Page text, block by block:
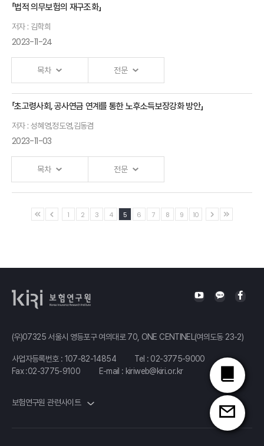
금융회사임직원을
조혜진 인천대학교
건국대학교 교수
국민건강보험
김대환
동아대학교
교수
과제
김경선
보험연구원
연구위원
「법적 의무보험의 재구조화」
저자 : 김학희
2023-11-24
목차 전문
법적
김학희
Aon부사장
「초고령사회, 공사연금 연계를 통한 노후소득보장강화 방안」
저자 : 성혜영,정도영,김동겸
2023-11-03
목차 전문
국민연금의
연금제도실장
시장 평가와
노후소득보장
강화 방안
1 2 3 4 5 6 7 8 9 10
(우)07325 서울시 영등포구 여의대로 70, ONE CENTINEL(여의도동 23-2)
사업자등록번호 : 107-82-14854 Tel : 02-3775-9000
Fax :02-3775-9100
E-mail : kiriweb@kiri.or.kr
보험연구원 관련사이트